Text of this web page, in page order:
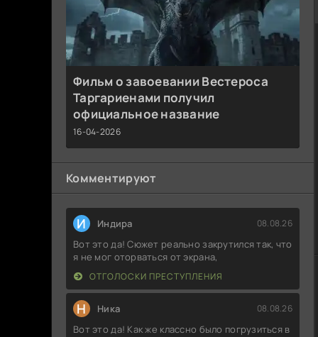
Фильм о завоевании Вестероса
Таргариенами получил
официальное название
16-04-2026
Комментируют
И Индира 08.08.26
Вот это да! Сюжет реально закрутился так, что
я не мог оторваться от экрана,
ОТГОЛОСКИ ПРЕСТУПЛЕНИЯ
Н Ника 08.08.26
Вот это да! Как же классно было погрузиться в